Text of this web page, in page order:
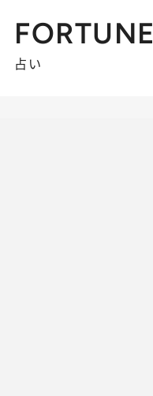
FORTUNE
占い